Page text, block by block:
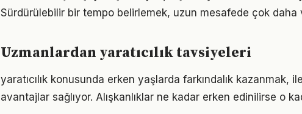
Sürdürülebilir bir tempo belirlemek, uzun mesafede çok daha
Uzmanlardan yaratıcılık tavsiyeleri
yaratıcılık konusunda erken yaşlarda farkındalık kazanmak,
avantajlar sağlıyor. Alışkanlıklar ne kadar erken edinilirse o